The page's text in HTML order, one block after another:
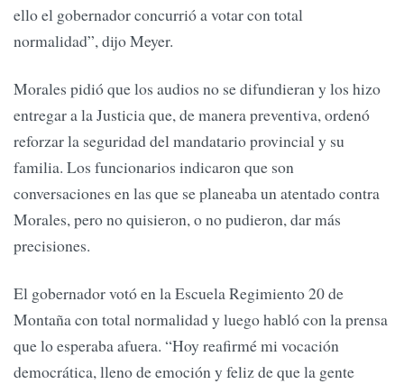
ello el gobernador concurrió a votar con total
normalidad”, dijo Meyer.
Morales pidió que los audios no se difundieran y los hizo
entregar a la Justicia que, de manera preventiva, ordenó
reforzar la seguridad del mandatario provincial y su
familia. Los funcionarios indicaron que son
conversaciones en las que se planeaba un atentado contra
Morales, pero no quisieron, o no pudieron, dar más
precisiones.
El gobernador votó en la Escuela Regimiento 20 de
Montaña con total normalidad y luego habló con la prensa
que lo esperaba afuera. “Hoy reafirmé mi vocación
democrática, lleno de emoción y feliz de que la gente